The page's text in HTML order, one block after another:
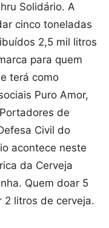
Solidário. A
cinco toneladas
2,5 mil litros
para quem
terá como
Puro Amor,
de
Civil do
acontece neste
da Cerveja
Quem doar 5
2 litros de cerveja.